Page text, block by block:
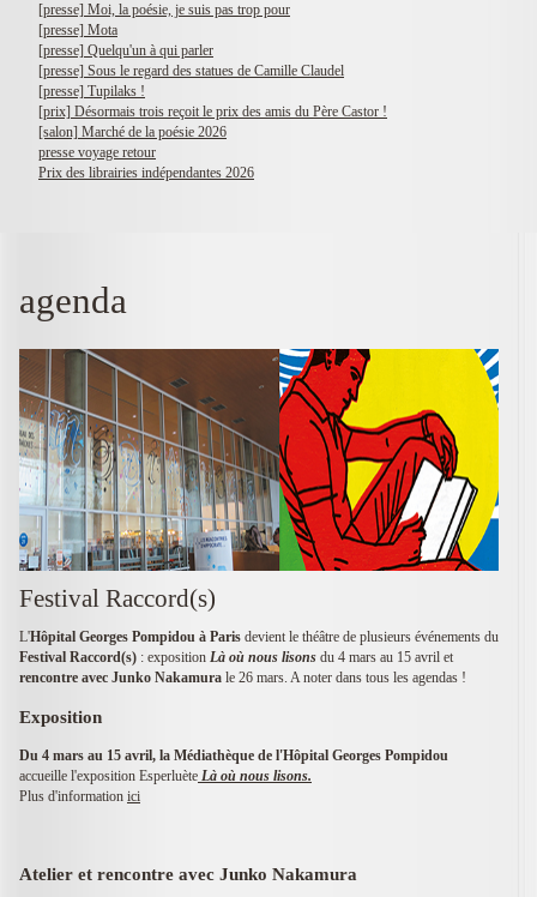
[presse] Moi, la poésie, je suis pas trop pour
[presse] Mota
[presse] Quelqu'un à qui parler
[presse] Sous le regard des statues de Camille Claudel
[presse] Tupilaks !
[prix] Désormais trois reçoit le prix des amis du Père Castor !
[salon] Marché de la poésie 2026
presse voyage retour
Prix des librairies indépendantes 2026
agenda
Festival Raccord(s)
L'Hôpital Georges Pompidou à Paris devient le théâtre de plusieurs événements du
Festival Raccord(s) : exposition Là où nous lisons du 4 mars au 15 avril et
rencontre avec Junko Nakamura le 26 mars. A noter dans tous les agendas !
Exposition
Du 4 mars au 15 avril, la Médiathèque de l'Hôpital Georges Pompidou
accueille l'exposition Esperluète Là où nous lisons.
Plus d'information ici
Atelier et rencontre avec Junko Nakamura